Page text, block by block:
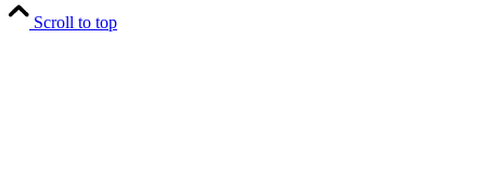
Scroll to top